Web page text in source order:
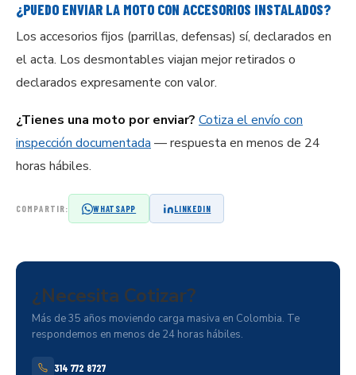
¿PUEDO ENVIAR LA MOTO CON ACCESORIOS INSTALADOS?
Los accesorios fijos (parrillas, defensas) sí, declarados en
el acta. Los desmontables viajan mejor retirados o
declarados expresamente con valor.
¿Tienes una moto por enviar? Cotiza el envío con
inspección documentada — respuesta en menos de 24
horas hábiles.
COMPARTIR: WHATSAPP LINKEDIN
¿Necesita Cotizar?
Más de 35 años moviendo carga masiva en Colombia. Te
respondemos en menos de 24 horas hábiles.
314 772 8727